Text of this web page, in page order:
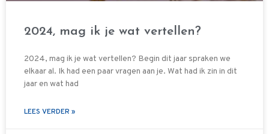
2024, mag ik je wat vertellen?
2024, mag ik je wat vertellen? Begin dit jaar spraken we
elkaar al. Ik had een paar vragen aan je. Wat had ik zin in dit
jaar en wat had
LEES VERDER »